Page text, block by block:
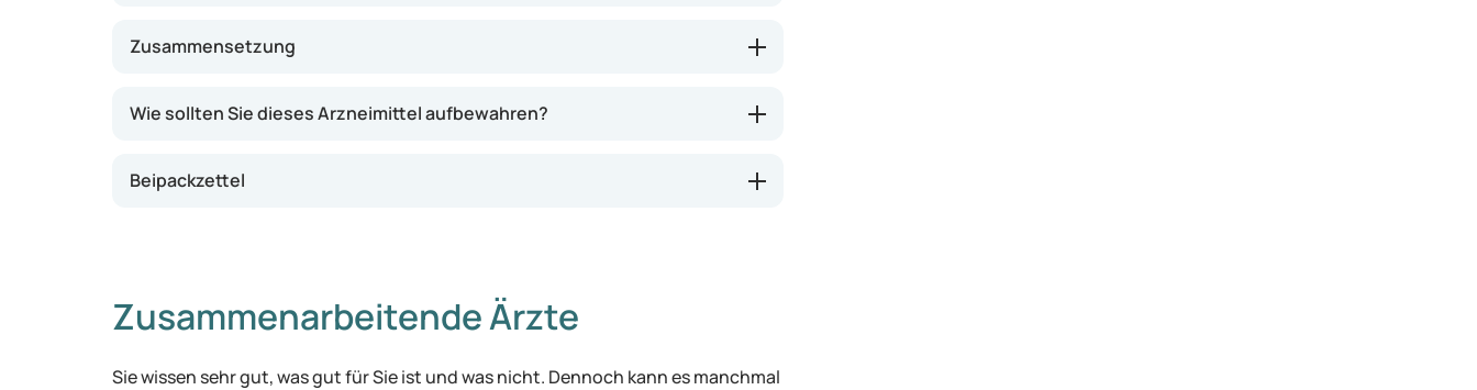
Zusammensetzung
Wie sollten Sie dieses Arzneimittel aufbewahren?
Beipackzettel
Zusammenarbeitende Ärzte
Sie wissen sehr gut, was gut für Sie ist und was nicht. Dennoch kann es manchmal